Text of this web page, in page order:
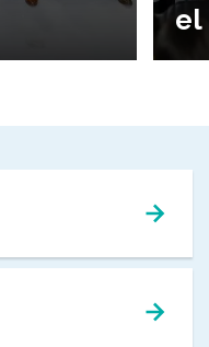
el